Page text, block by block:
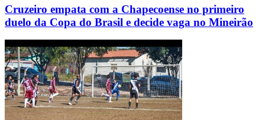
Cruzeiro empata com a Chapecoense no primeiro
duelo da Copa do Brasil e decide vaga no Mineirão